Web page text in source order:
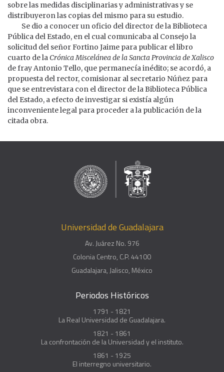
sobre las medidas disciplinarias y administrativas y se
distribuyeron las copias del mismo para su estudio.
Se dio a conocer un oficio del director de la Biblioteca
Pública del Estado, en el cual comunicaba al Consejo la
solicitud del señor Fortino Jaime para publicar el libro
cuarto de laCrónica Miscelánea de la Sancta Provincia de Xalisco
de fray Antonio Tello, que permanecía inédito; se acordó, a
propuesta del rector, comisionar al secretario Núñez para
que se entrevistara con el director de la Biblioteca Pública
del Estado, a efecto de investigar si existía algún
inconveniente legal para proceder a la publicación de la
citada obra.
Universidad de Guadalajara
Av. Juárez No. 976
Colonia Centro, C.P. 44100
Guadalajara, Jalisco, México
Periodos Históricos
1791 - 1821
La Real Universidad de Guadalajara.
1821 - 1861
La confrontación de la Universidad y el instituto.
1861 - 1925
El interregno universitario.